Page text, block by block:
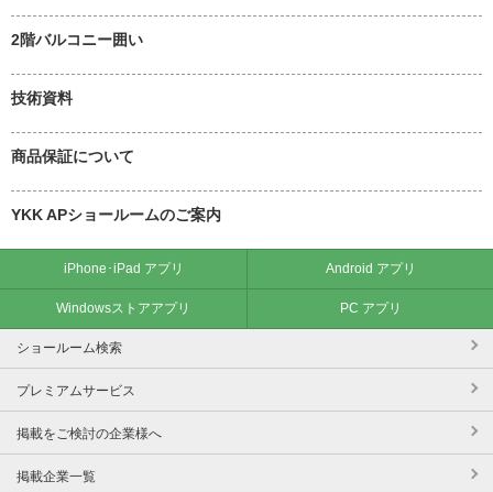
2階バルコニー囲い
技術資料
商品保証について
YKK APショールームのご案内
iPhone･iPad アプリ Android アプリ
Windowsストアアプリ PC アプリ
ショールーム検索
プレミアムサービス
掲載をご検討の企業様へ
掲載企業一覧